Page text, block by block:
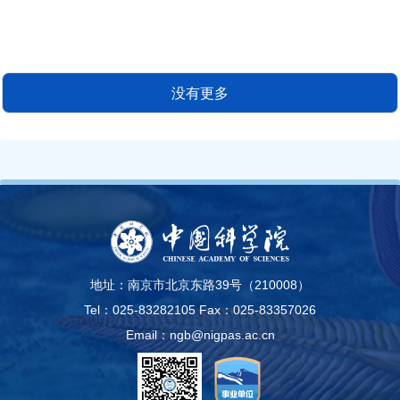
没有更多
地址：南京市北京东路39号（210008）
Tel：025-83282105 Fax：025-83357026
Email：ngb@nigpas.ac.cn